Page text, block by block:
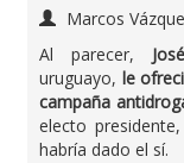
Marcos
Al parecer,
uruguayo, le
campaña
electo
habría dado el sí.